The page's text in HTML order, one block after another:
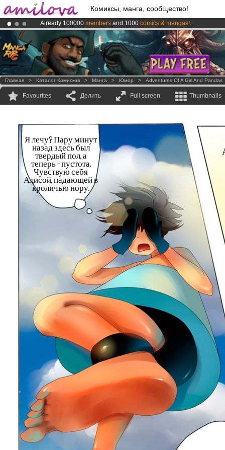
Комиксы, манга, сообщество!
Already 100000 members and 1000 comics & mangas!.
Premium membership from3.95 eurosper month !Get membership
AmilovaKickstarter is now LIVE!.
Главная > Каталог Комисков > Манга > Юмор > Adventures Of A Girl And Pandas
Favourites Делить Full screen Thumbnails
Я лечу? Пару минут
назад здесь был
твердый пол, а
теперь - пустота.
Чувствую себя
Алисой, падающей в
кроличью нору.